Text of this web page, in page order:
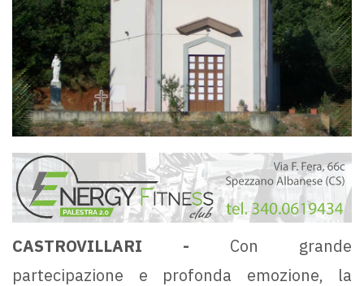
CASTROVILLARI - Con grande
partecipazione e profonda emozione, la